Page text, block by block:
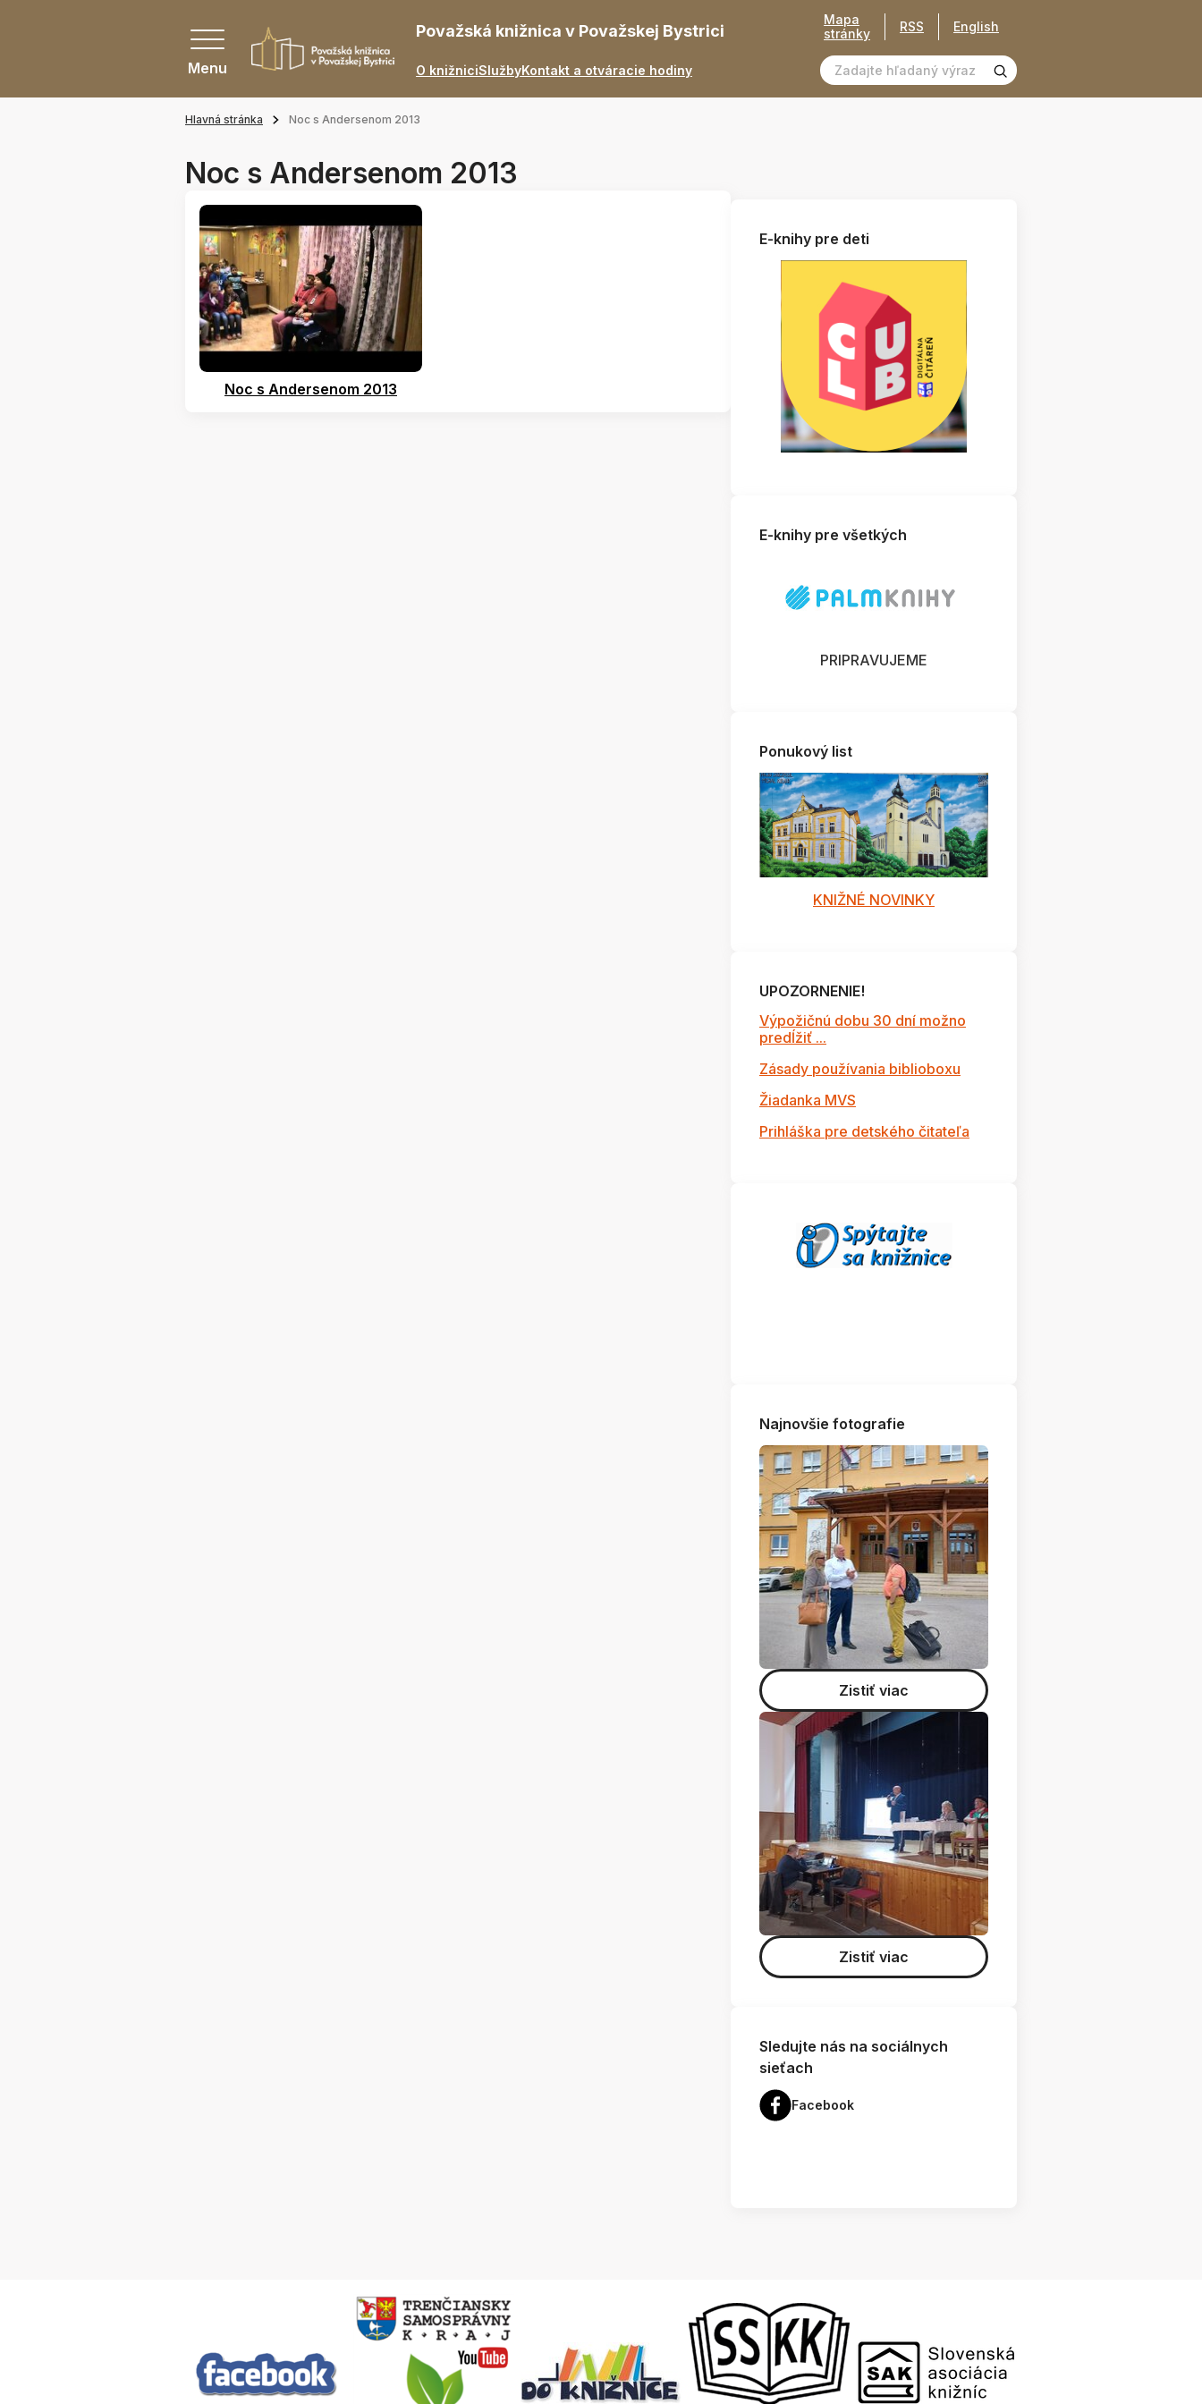
Menu
Považská knižnica v Považskej Bystrici
O knižniciSlužbyKontakt a otváracie hodiny
Mapa
stránky
RSS English
Hlavná stránka Noc s Andersenom 2013
Noc s Andersenom 2013
Noc s Andersenom 2013
E-knihy pre deti
E-knihy pre všetkých
PRIPRAVUJEME
Ponukový list
KNIŽNÉ NOVINKY
UPOZORNENIE!
Výpožičnú dobu 30 dní možno
predĺžiť ...
Zásady používania biblioboxu
Žiadanka MVS
Prihláška pre detského čitateľa
Najnovšie fotografie
Zistiť viac
Zistiť viac
Sledujte nás na sociálnych
sieťach
Facebook